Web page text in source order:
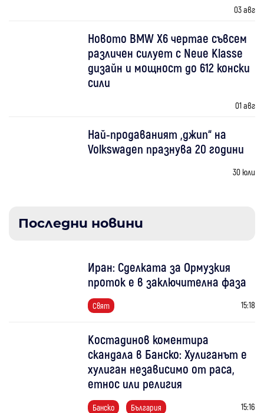
03 авг
Новото BMW X6 чертае съвсем
различен силует с Neue Klasse
дизайн и мощност до 612 конски
сили
01 авг
Най-продаваният „джип“ на
Volkswagen празнува 20 години
30 юли
Последни новини
Иран: Сделката за Ормузкия
проток е в заключителна фаза
Свят 15:18
Костадинов коментира
скандала в Банско: Хулиганът е
хулиган независимо от раса,
етнос или религия
Банско България 15:16